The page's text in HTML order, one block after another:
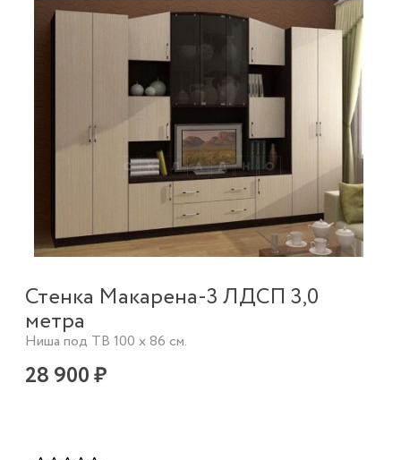
Стенка Макарена-3 ЛДСП 3,0
метра
Ниша под ТВ 100 х 86 см.
28 900 ₽